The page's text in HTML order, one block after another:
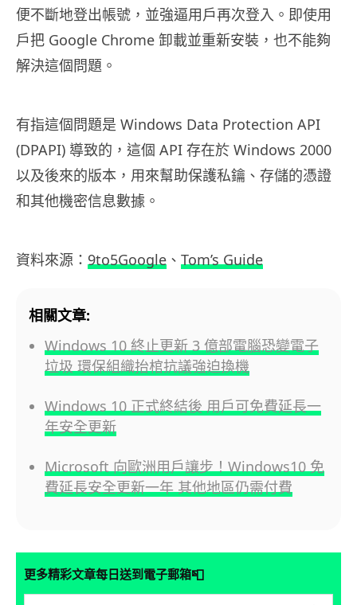
便不斷地登出帳號，並強逼用戶再次登入。即使用
戶把 Google Chrome 卸載並重新安裝，也不能夠
解決這個問題。
有指這個問題是 Windows Data Protection API
(DPAPI) 導致的，這個 API 存在於 Windows 2000
以及後來的版本，用來幫助保護私鑰、存儲的憑證
和其他機密信息數據。
資料來源： 9to5Google 、 Tom’s Guide
相關文章:
Windows 10 終止更新 3 億部電腦恐變電子
垃圾 環保組織抬棺抗議強迫換機
Windows 10 正式終結後 用戶可免費延長一
年安全更新
Microsoft 向歐洲用戶讓步！Windows10 免
費延長安全更新一年 其他地區仍需付費
更多精彩文章每日送到電子郵箱📮